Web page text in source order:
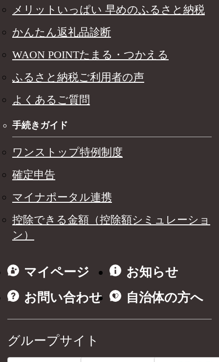
メリットいっぱい 早めのふるさと納税
かんたん返礼品診断
WAON POINTたまる・つかえる
ふるさと納税ご利用者の声
よくあるご質問
手続きガイド
ワンストップ特例制度
確定申告
マイナポータル連携
控除できる金額（控除額シミュレーショ
ン）
マイページ
お知らせ
お問い合わせ
自治体の方へ
グループサイト